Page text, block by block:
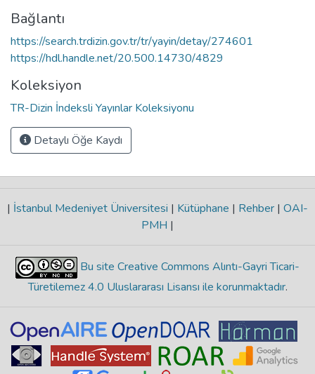
Bağlantı
https://search.trdizin.gov.tr/tr/yayin/detay/274601
https://hdl.handle.net/20.500.14730/4829
Koleksiyon
TR-Dizin İndeksli Yayınlar Koleksiyonu
Detaylı Öğe Kaydı
| İstanbul Medeniyet Üniversitesi | Kütüphane | Rehber | OAI-
PMH |
Bu site Creative Commons Alıntı-Gayri Ticari-
Türetilemez 4.0 Uluslararası Lisansı ile korunmaktadır.